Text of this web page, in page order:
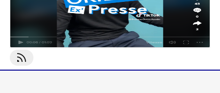
S'abonner À Métiers De L&#039;audiovisuel